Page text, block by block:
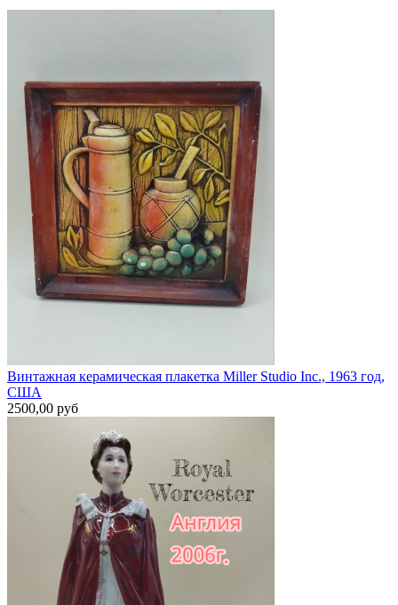
Винтажная керамическая плакетка Miller Studio Inc., 1963 год,
США
2500,00 руб